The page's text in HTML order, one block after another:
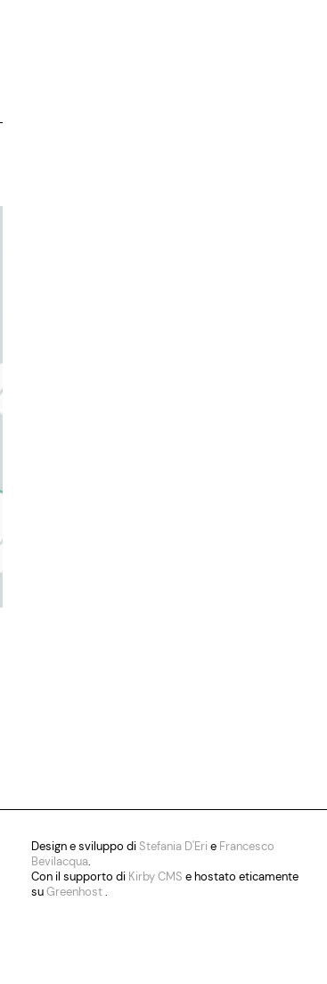
Design e sviluppo diStefania D'Eri e Francesco
Bevilacqua.
Con il supporto di Kirby CMS e hostato eticamente
suGreenhost.